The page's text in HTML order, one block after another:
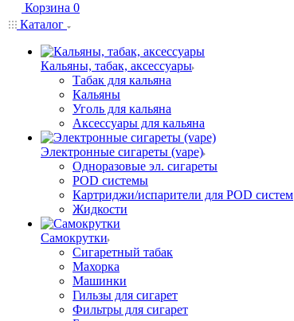
Корзина 0
Каталог
Кальяны, табак, аксессуары
Табак для кальяна
Кальяны
Уголь для кальяна
Аксессуары для кальяна
Электронные сигареты (vape)
Одноразовые эл. сигареты
POD системы
Картриджи/испарители для POD систем
Жидкости
Самокрутки
Сигаретный табак
Махорка
Машинки
Гильзы для сигарет
Фильтры для сигарет